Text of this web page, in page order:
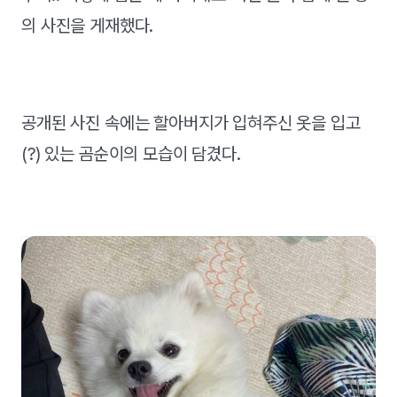
의 사진을 게재했다.
공개된 사진 속에는 할아버지가 입혀주신 옷을 입고
(?) 있는 곰순이의 모습이 담겼다.